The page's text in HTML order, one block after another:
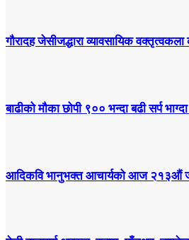
गौरादह जेसीजद्धारा व्यावसायिक
बाढीको मौका छोपी ९०० भन्दा बढी सर्प
आदिकवि भानुभक्त आचार्यको आज २१३औं